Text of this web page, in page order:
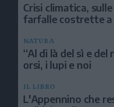
Crisi climatica,
farfalle costrette a
NATURA
“Al di là del sì e del
orsi, i lupi e noi
IL LIBRO
L'Appennino che